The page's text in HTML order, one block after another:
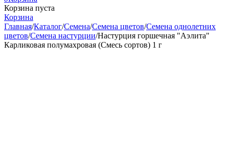
Корзина пуста
Корзина
Главная/Каталог/Семена/Семена цветов/Семена однолетних
цветов/Семена настурции/Настурция горшечная "Аэлита"
Карликовая полумахровая (Смесь сортов) 1 г